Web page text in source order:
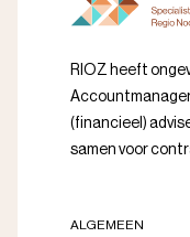
RIOZ heeft
(financieel)
samen voor
ALGEMEEN